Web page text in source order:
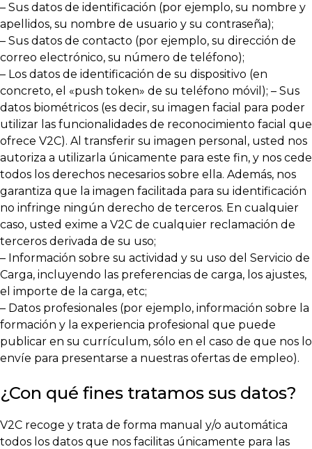
– Sus datos de identificación (por ejemplo, su nombre y
apellidos, su nombre de usuario y su contraseña);
– Sus datos de contacto (por ejemplo, su dirección de
correo electrónico, su número de teléfono);
– Los datos de identificación de su dispositivo (en
concreto, el «push token» de su teléfono móvil); – Sus
datos biométricos (es decir, su imagen facial para poder
utilizar las funcionalidades de reconocimiento facial que
ofrece V2C). Al transferir su imagen personal, usted nos
autoriza a utilizarla únicamente para este fin, y nos cede
todos los derechos necesarios sobre ella. Además, nos
garantiza que la imagen facilitada para su identificación
no infringe ningún derecho de terceros. En cualquier
caso, usted exime a V2C de cualquier reclamación de
terceros derivada de su uso;
– Información sobre su actividad y su uso del Servicio de
Carga, incluyendo las preferencias de carga, los ajustes,
el importe de la carga, etc;
– Datos profesionales (por ejemplo, información sobre la
formación y la experiencia profesional que puede
publicar en su currículum, sólo en el caso de que nos lo
envíe para presentarse a nuestras ofertas de empleo).
¿Con qué fines tratamos sus datos?
V2C recoge y trata de forma manual y/o automática
todos los datos que nos facilitas únicamente para las